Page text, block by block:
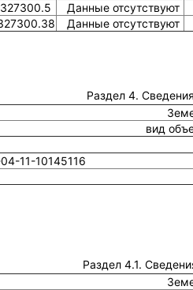
Данные отсутствуют
Данные отсутствуют
Раздел 4.
вид
11-10145116
Раздел 4.1.